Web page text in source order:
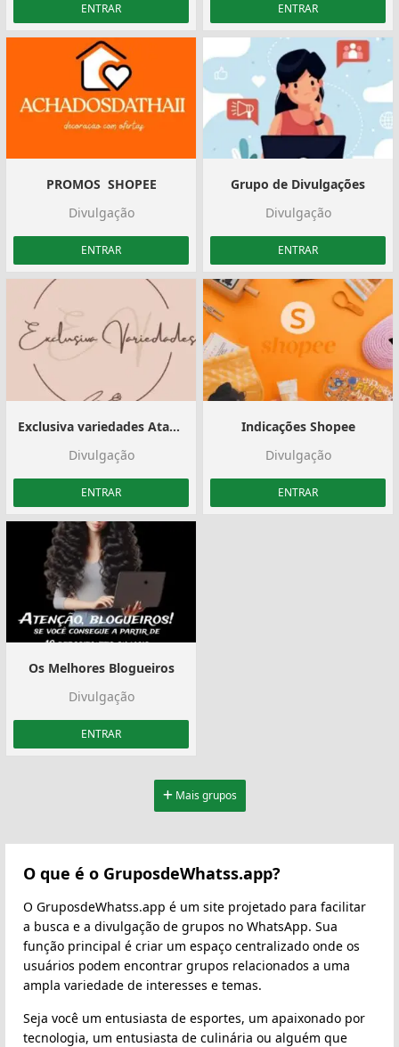
ENTRAR ENTRAR
PROMOS ️ SHOPEE
Divulgação
ENTRAR
Grupo de Divulgações
Divulgação
ENTRAR
Exclusiva variedades Atacado. ️
Divulgação
ENTRAR
Indicações Shopee
Divulgação
ENTRAR
Os Melhores Blogueiros
Divulgação
ENTRAR
Mais grupos
O que é o GruposdeWhatss.app?
O GruposdeWhatss.app é um site projetado para facilitar
a busca e a divulgação de grupos no WhatsApp. Sua
função principal é criar um espaço centralizado onde os
usuários podem encontrar grupos relacionados a uma
ampla variedade de interesses e temas.
Seja você um entusiasta de esportes, um apaixonado por
tecnologia, um entusiasta de culinária ou alguém que